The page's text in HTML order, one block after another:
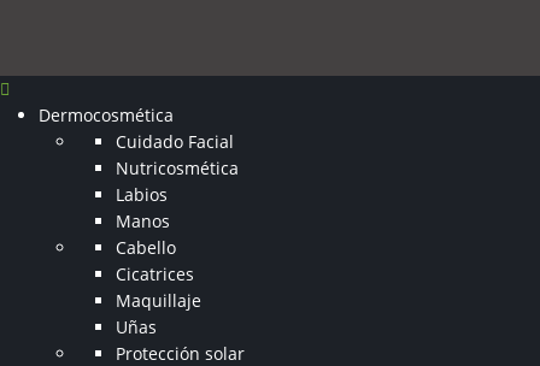
Dermocosmética
Cuidado Facial
Nutricosmética
Labios
Manos
Cabello
Cicatrices
Maquillaje
Uñas
Protección solar